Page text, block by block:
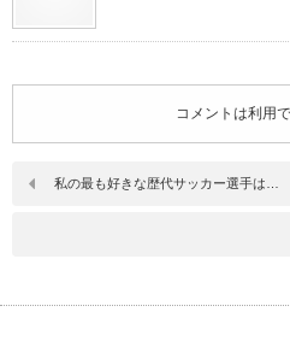
コメントは利用
私の最も好きな歴代サッカー選手は…